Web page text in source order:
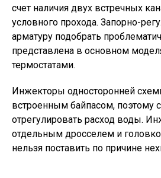
счет наличия двух встречных
условного прохода. Запорно-
арматуру подобрать
представлена в основном
термостатами.
Инжекторы односторонней
встроенным байпасом, поэтому
отрегулировать расход воды.
отдельным дросселем и
нельзя поставить по причине